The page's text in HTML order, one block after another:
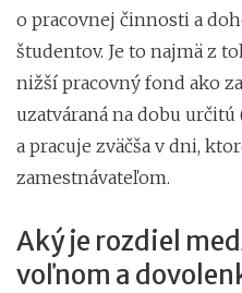
o pracovnej činnosti a
študentov. Je to najmä z
nižší pracovný fond ako
uzatváraná na dobu
a pracuje zväčša v dni,
zamestnávateľom.
Aký je rozdiel
voľnom a